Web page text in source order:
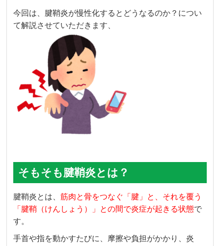
今回は、腱鞘炎が慢性化するとどうなるのか？につい
て解説させていただきます、
そもそも腱鞘炎とは？
腱鞘炎とは、筋肉と骨をつなぐ「腱」と、それを覆う
「腱鞘（けんしょう）」との間で炎症が起きる状態で
す。
手首や指を動かすたびに、摩擦や負担がかかり、炎